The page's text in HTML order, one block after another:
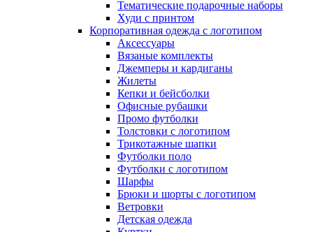
Тематические подарочные наборы
Худи с принтом
Корпоративная одежда с логотипом
Аксессуары
Вязаные комплекты
Джемперы и кардиганы
Жилеты
Кепки и бейсболки
Офисные рубашки
Промо футболки
Толстовки с логотипом
Трикотажные шапки
Футболки поло
Футболки с логотипом
Шарфы
Брюки и шорты с логотипом
Ветровки
Детская одежда